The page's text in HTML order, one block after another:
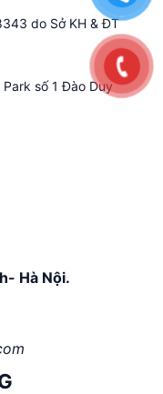
do Sở KH & ĐT
số 1 Đào Duy
Hà Nội.